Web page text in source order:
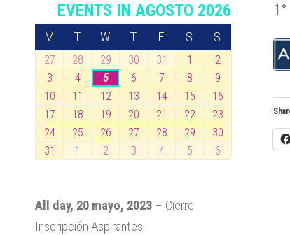
EVENTS IN AGOSTO 2026
M LUNES
TMARTES
WMIÉRCOLES
TJUEVES
F VIERNES
S SÁBADO
S
2727
2026
2828
2026
2929
2026
3030
2026
31
2026
1
agosto,
2026
22
agosto,
2026
33
agosto,
2026
44
agosto,
2026
55
agosto,
2026
66
agosto,
2026
77
agosto,
2026
88
agosto,
2026
99
agosto,
2026
1010
agosto,
2026
11
agosto,
2026
1212
agosto,
2026
1313
agosto,
2026
1414
agosto,
2026
1515
agosto,
2026
1616
agosto,
2026
1717
agosto,
2026
1818
agosto,
2026
1919
agosto,
2026
2020
agosto,
2026
21
agosto,
2026
2222
agosto,
2026
2323
agosto,
2424
agosto,
2525
agosto,
2626
agosto,
2727
agosto,
2828
agosto,
2929
agosto,
3030
31 1 22
33
44
55
66
All day, 20 mayo, 2023 – Cierre
Inscripción Aspirantes